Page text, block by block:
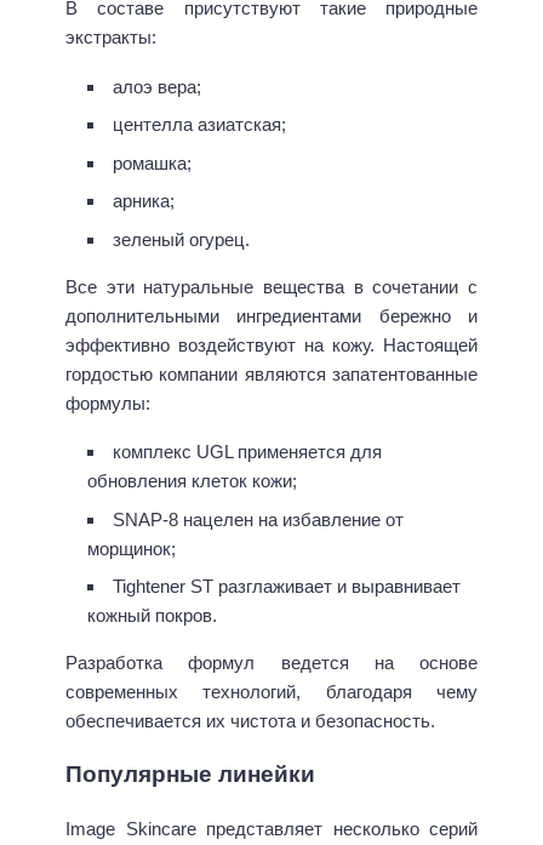
В составе присутствуют такие природные
экстракты:
алоэ вера;
центелла азиатская;
ромашка;
арника;
зеленый огурец.
Все эти натуральные вещества в сочетании с
дополнительными ингредиентами бережно и
эффективно воздействуют на кожу. Настоящей
гордостью компании являются запатентованные
формулы:
комплекс UGL применяется для
обновления клеток кожи;
SNAP-8 нацелен на избавление от
морщинок;
Tightener ST разглаживает и выравнивает
кожный покров.
Разработка формул ведется на основе
современных технологий, благодаря чему
обеспечивается их чистота и безопасность.
Популярные линейки
Image Skincare представляет несколько серий